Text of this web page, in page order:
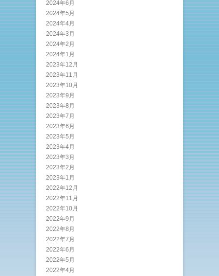
2024年6月
2024年5月
2024年4月
2024年3月
2024年2月
2024年1月
2023年12月
2023年11月
2023年10月
2023年9月
2023年8月
2023年7月
2023年6月
2023年5月
2023年4月
2023年3月
2023年2月
2023年1月
2022年12月
2022年11月
2022年10月
2022年9月
2022年8月
2022年7月
2022年6月
2022年5月
2022年4月